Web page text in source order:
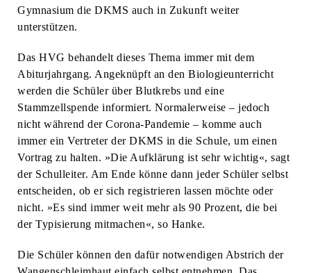
Gymnasium die DKMS auch in Zukunft weiter
unterstützen.
Das HVG behandelt dieses Thema immer mit dem
Abiturjahrgang. Angeknüpft an den Biologieunterricht
werden die Schüler über Blutkrebs und eine
Stammzellspende informiert. Normalerweise – jedoch
nicht während der Corona-Pandemie – komme auch
immer ein Vertreter der DKMS in die Schule, um einen
Vortrag zu halten. »Die Aufklärung ist sehr wichtig«, sagt
der Schulleiter. Am Ende könne dann jeder Schüler selbst
entscheiden, ob er sich registrieren lassen möchte oder
nicht. »Es sind immer weit mehr als 90 Prozent, die bei
der Typisierung mitmachen«, so Hanke.
Die Schüler können den dafür notwendigen Abstrich der